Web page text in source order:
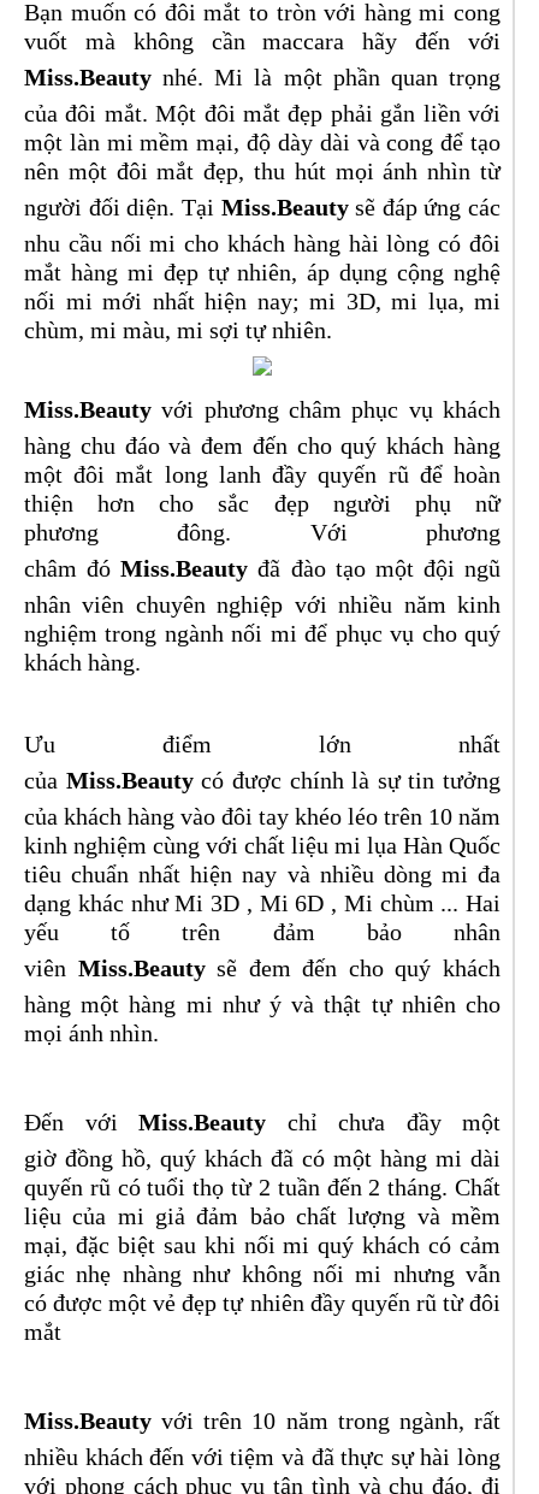
Bạn muốn có đôi mắt to tròn với hàng mi cong
vuốt mà không cần maccara hãy đến với
Miss.Beauty nhé. Mi là một phần quan trọng
của đôi mắt. Một đôi mắt đẹp phải gắn liền với
một làn mi mềm mại, độ dày dài và cong để tạo
nên một đôi mắt đẹp, thu hút mọi ánh nhìn từ
người đối diện. Tại Miss.Beautysẽ đáp ứng các
nhu cầu nối mi cho khách hàng hài lòng có đôi
mắt hàng mi đẹp tự nhiên, áp dụng cộng nghệ
nối mi mới nhất hiện nay; mi 3D, mi lụa, mi
chùm, mi màu, mi sợi tự nhiên.
Miss.Beauty với phương châm phục vụ khách
hàng chu đáo và đem đến cho quý khách hàng
một đôi mắt long lanh đầy quyến rũ để hoàn
thiện hơn cho sắc đẹp người phụ nữ
phương đông. Với phương
châm đóMiss.Beauty đã đào tạo một đội ngũ
nhân viên chuyên nghiệp với nhiều năm kinh
nghiệm trong ngành nối mi để phục vụ cho quý
khách hàng.
Ưu điểm lớn nhất
của Miss.Beautycó được chính là sự tin tưởng
của khách hàng vào đôi tay khéo léo trên 10 năm
kinh nghiệm cùng với chất liệu mi lụa Hàn Quốc
tiêu chuẩn nhất hiện nay và nhiều dòng mi đa
dạng khác như Mi 3D , Mi 6D , Mi chùm ... Hai
yếu tố trên đảm bảo nhân
viên Miss.Beautysẽ đem đến cho quý khách
hàng một hàng mi như ý và thật tự nhiên cho
mọi ánh nhìn.
Đến với Miss.Beauty chỉ chưa đầy một
giờ đồng hồ, quý khách đã có một hàng mi dài
quyến rũ có tuổi thọ từ 2 tuần đến 2 tháng. Chất
liệu của mi giả đảm bảo chất lượng và mềm
mại, đặc biệt sau khi nối mi quý khách có cảm
giác nhẹ nhàng như không nối mi nhưng vẫn
có được một vẻ đẹp tự nhiên đầy quyến rũ từ đôi
mắt
Miss.Beauty với trên 10 năm trong ngành, rất
nhiều khách đến với tiệm và đã thực sự hài lòng
với phong cách phục vụ tận tình và chu đáo, đi